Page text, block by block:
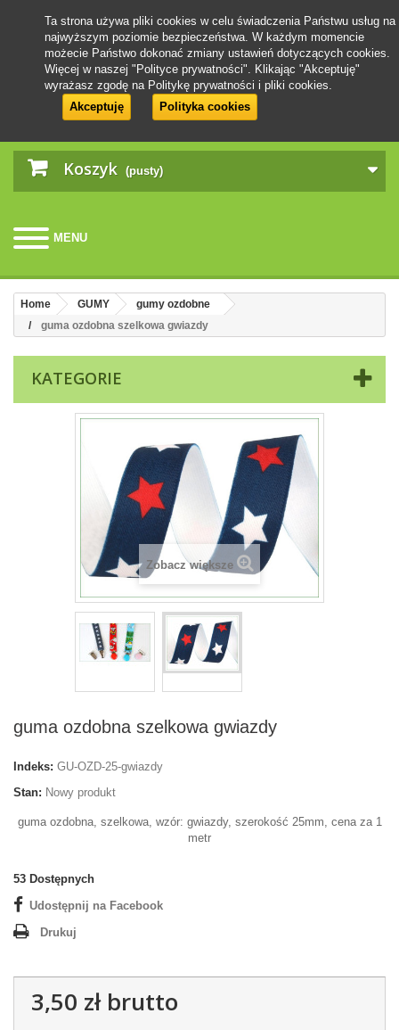
Koszyk (pusty)
MENU
Ta strona używa pliki cookies w celu świadczenia Państwu usług na
najwyższym poziomie bezpieczeństwa. W każdym momencie
możecie Państwo dokonać zmiany ustawień dotyczących cookies.
Więcej w naszej "Polityce prywatności". Klikając "Akceptuję"
wyrażasz zgodę na Politykę prywatności i pliki cookies.
Akceptuję
Polityka cookies
Home GUMY
gumy ozdobne
guma ozdobna szelkowa gwiazdy
KATEGORIE
Zobacz większe
guma ozdobna szelkowa gwiazdy
Indeks: GU-OZD-25-gwiazdy
Stan: Nowy produkt
guma ozdobna, szelkowa, wzór: gwiazdy, szerokość 25mm, cena za 1
metr
53 Dostępnych
Udostępnij na Facebook
Drukuj
3,50 złbrutto